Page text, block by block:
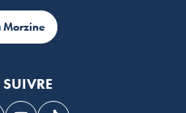
Morzine